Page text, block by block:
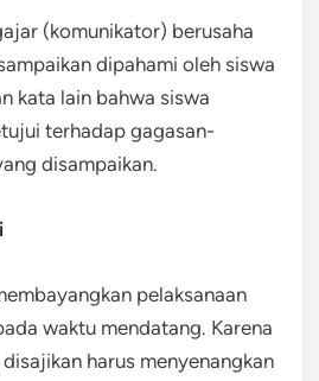
(komunikator) berusaha
dipahami oleh siswa
kata lain bahwa siswa
terhadap gagasan-
disampaikan.
pelaksanaan
waktu mendatang. Karena
harus menyenangkan